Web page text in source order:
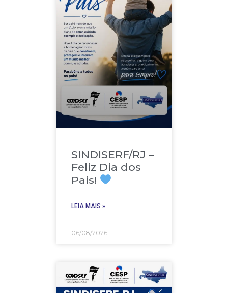
SINDISERF/RJ –
Feliz Dia dos
Pais!
LEIA MAIS »
06/08/2026